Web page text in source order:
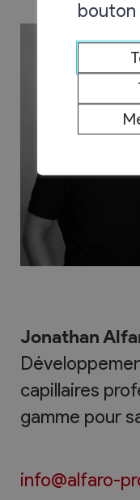
Jonathan
capillaires
gamme pour
info@alfaro-
bouton